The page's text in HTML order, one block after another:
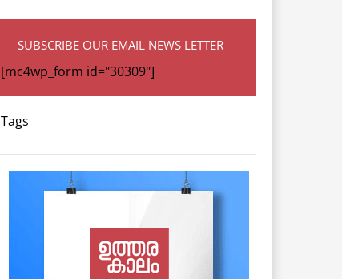
SUBSCRIBE OUR EMAIL NEWS LETTER
[mc4wp_form id="30309"]
Tags